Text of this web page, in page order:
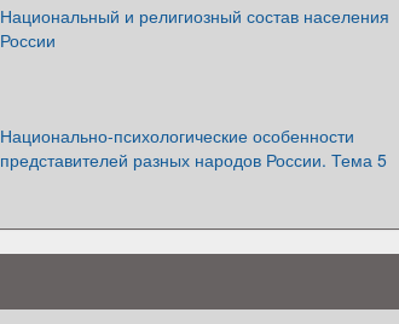
Национальный и религиозный состав населения
России
Национально-психологические особенности
представителей разных народов России. Тема 5